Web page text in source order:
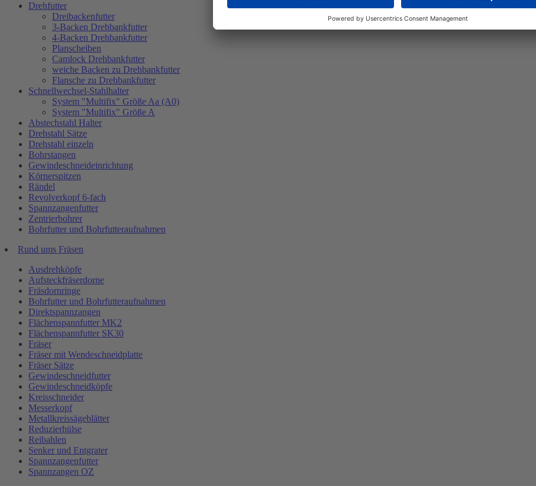
Drehfutter
Dreibackenfutter
3-Backen Drehbankfutter
4-Backen Drehbankfutter
Planscheiben
Camlock Drehbankfutter
weiche Backen zu Drehbankfutter
Flansche zu Drehbankfutter
Schnellwechsel-Stahlhalter
System "Multifix" Größe Aa (A0)
System "Multifix" Größe A
Abstechstahl Halter
Drehstahl Sätze
Drehstahl einzeln
Bohrstangen
Gewindeschneideinrichtung
Körnerspitzen
Rändel
Revolverkopf 6-fach
Spannzangenfutter
Zentrierbohrer
Bohrfutter und Bohrfutteraufnahmen
Rund ums Fräsen
Ausdrehköpfe
Aufsteckfräserdorne
Fräsdornringe
Bohrfutter und Bohrfutteraufnahmen
Direktspannzangen
Flächenspannfutter MK2
Flächenspannfutter SK30
Fräser
Fräser mit Wendeschneidplatte
Fräser Sätze
Gewindeschneidfutter
Gewindeschneidköpfe
Kreisschneider
Messerkopf
Metallkreissägeblätter
Reduzierhülse
Reibahlen
Senker und Entgrater
Spannzangenfutter
Spannzangen OZ